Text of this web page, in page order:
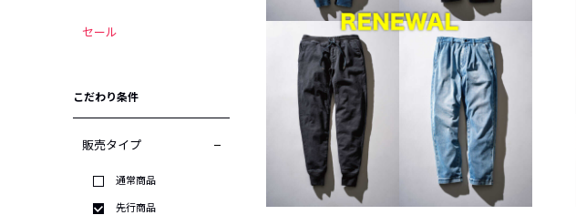
セール
こだわり条件
販売タイプ
通常商品
先行商品